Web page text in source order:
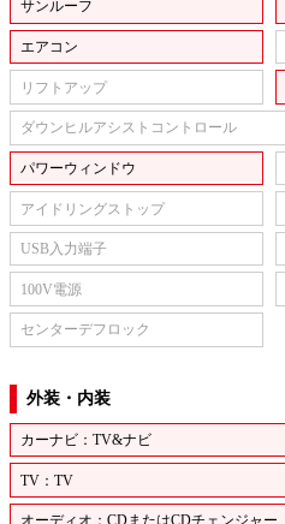
サンルーフ
エアコン
リフトアップ
ダウンヒルアシストコントロール
パワーウィンドウ
アイドリングストップ
USB入力端子
100V電源
センターデフロック
外装・内装
カーナビ：TV&ナビ
TV：TV